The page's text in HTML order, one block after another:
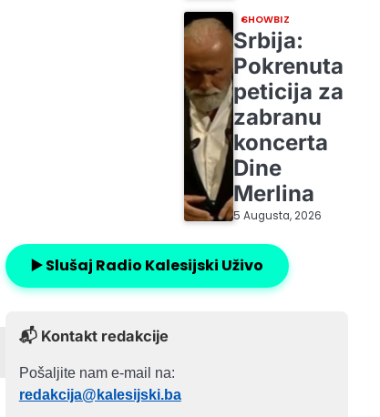
SHOWBIZ
Srbija:
Pokrenuta
peticija za
zabranu
koncerta
Dine
Merlina
5 Augusta, 2026
▶️ Slušaj Radio Kalesijski Uživo
📬 Kontakt redakcije
Pošaljite nam e-mail na:
redakcija@kalesijski.ba